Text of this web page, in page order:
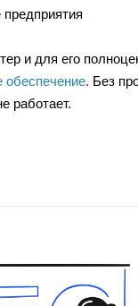
и для его
обеспечение. Без
работает.